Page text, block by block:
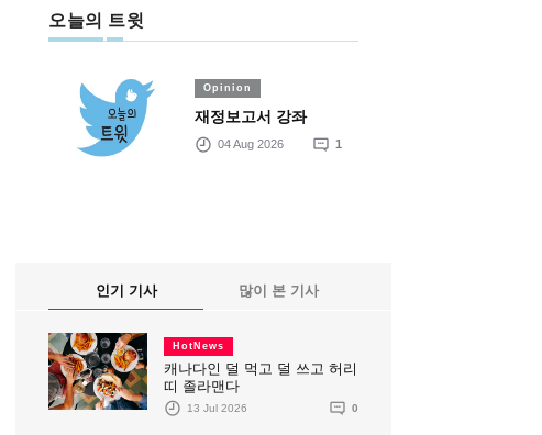
오늘의 트윗
Opinion
재정보고서 강좌
04 Aug 2026 1
인기 기사 많이 본 기사
HotNews
캐나다인 덜 먹고 덜 쓰고 허리
띠 졸라맨다
13 Jul 2026 0